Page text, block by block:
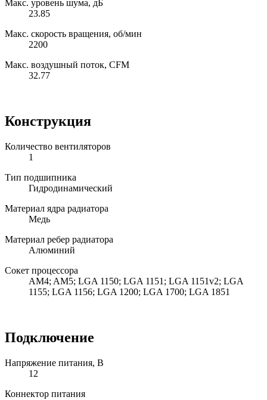
Макс. уровень шума, дБ
23.85
Макс. скорость вращения, об/мин
2200
Макс. воздушный поток, CFM
32.77
Конструкция
Количество вентиляторов
1
Тип подшипника
Гидродинамический
Материал ядра радиатора
Медь
Материал ребер радиатора
Алюминий
Сокет процессора
AM4; AM5; LGA 1150; LGA 1151; LGA 1151v2; LGA
1155; LGA 1156; LGA 1200; LGA 1700; LGA 1851
Подключение
Напряжение питания, В
12
Коннектор питания